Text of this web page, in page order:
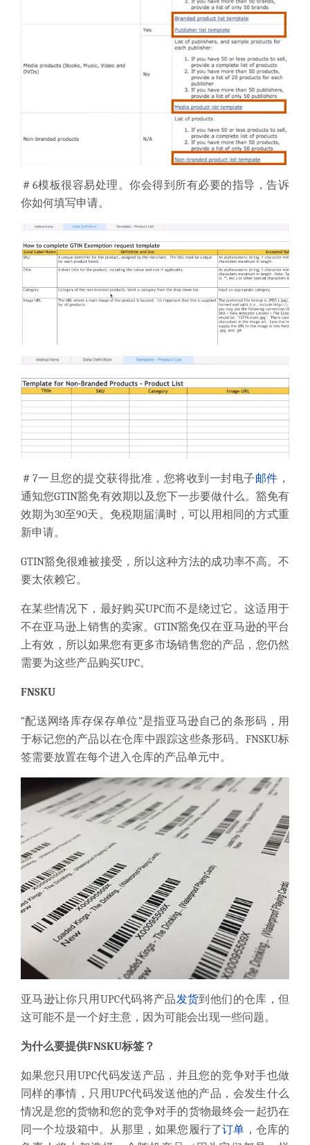
＃6模板很容易处理。你会得到所有必要的指导，告诉
你如何填写申请。
＃7一旦您的提交获得批准，您将收到一封电子邮件 ，
通知您GTIN豁免有效期以及您下一步要做什么。 豁免有
效期为30至90天。 免税期届满时，可以用相同的方式重
新申请。
GTIN豁免很难被接受 ，所以这种方法的成功率不高。不
要太依赖它。
在某些情况下， 最好购买UPC而不是绕过它 。 这适用于
不在亚马逊上销售的卖家。GTIN豁免仅在亚马逊的平台
上有效，所以如果您有更多市场销售您的产品，您仍然
需要为这些产品购买UPC。
FNSKU
“配送网络库存保存单位”是指亚马逊自己的条形码， 用
于标记您的产品以在仓库中跟踪这些条形码。 FNSKU标
签需要放置在每个进入仓库的产品单元中。
亚马逊让你只用UPC代码将产品发货到他们的仓库，但
这可能不是一个好主意，因为可能会出现一些问题。
为什么要提供FNSKU标签？
如果您只用UPC代码发送产品 ，并且您的竞争对手也做
同样的事情，只用UPC代码发送他的产品，会发生什么
情况是您的货物和您的竞争对手的货物最终会一起扔在
同一个垃圾箱中。 从那里，如果您履行了订单 ，仓库的